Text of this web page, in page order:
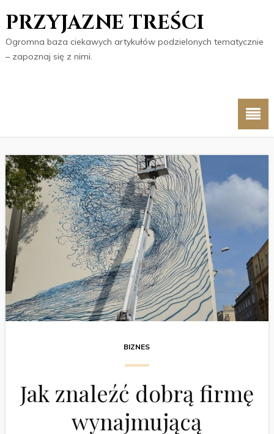
PRZYJAZNE TREŚCI
Ogromna baza ciekawych artykułów podzielonych tematycznie
– zapoznaj się z nimi.
BIZNES
Jak znaleźć dobrą firmę
wynajmującą